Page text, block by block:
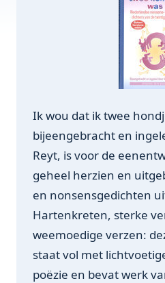
Ik wou dat ik twee
bijeengebracht en
Reyt, is voor de
geheel herzien en
en nonsensgedichten
Hartenkreten, sterke
weemoedige verzen:
staat vol met
poëzie en bevat werk